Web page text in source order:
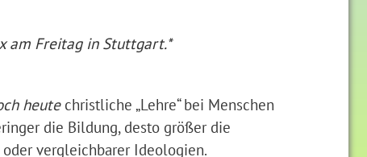
am Freitag in Stuttgart.*
heutechristliche „Lehre“ bei Menschen
die Bildung, desto größer die
vergleichbarer Ideologien.